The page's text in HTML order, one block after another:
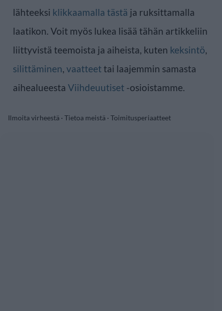
lähteeksi klikkaamalla tästä ja ruksittamalla
laatikon. Voit myös lukea lisää tähän artikkeliin
liittyvistä teemoista ja aiheista, kuten keksintö,
silittäminen, vaatteettai laajemmin samasta
aihealueesta Viihdeuutiset -osioistamme.
Ilmoita virheestä · Tietoa meistä · Toimitusperiaatteet